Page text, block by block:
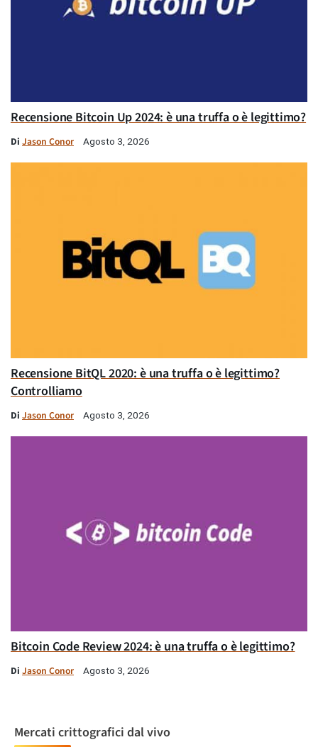
Recensione Bitcoin Up 2024: è una truffa o è legittimo?
Di Jason Conor Agosto 3, 2026
Recensione BitQL 2020: è una truffa o è legittimo?
Controlliamo
Di Jason Conor Agosto 3, 2026
Bitcoin Code Review 2024: è una truffa o è legittimo?
Di Jason Conor Agosto 3, 2026
Mercati crittografici dal vivo